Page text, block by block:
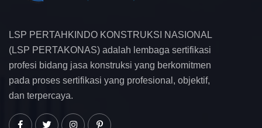
LSP PERTAHKINDO KONSTRUKSI NASIONAL
(LSP PERTAKONAS) adalah lembaga sertifikasi
profesi bidang jasa konstruksi yang berkomitmen
pada proses sertifikasi yang profesional, objektif,
dan terpercaya.